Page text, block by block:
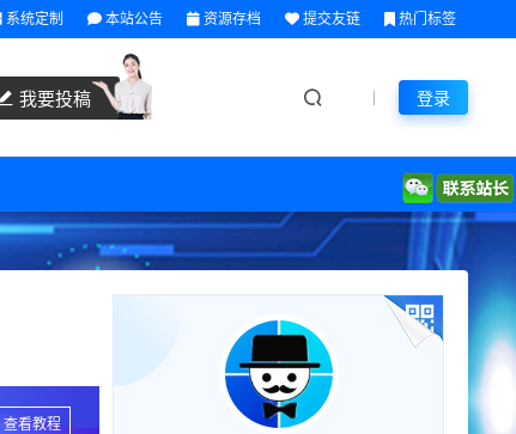
系统定制 本站公告 资源存档 提交友链 热门标签
我要投稿 登录
查看教程